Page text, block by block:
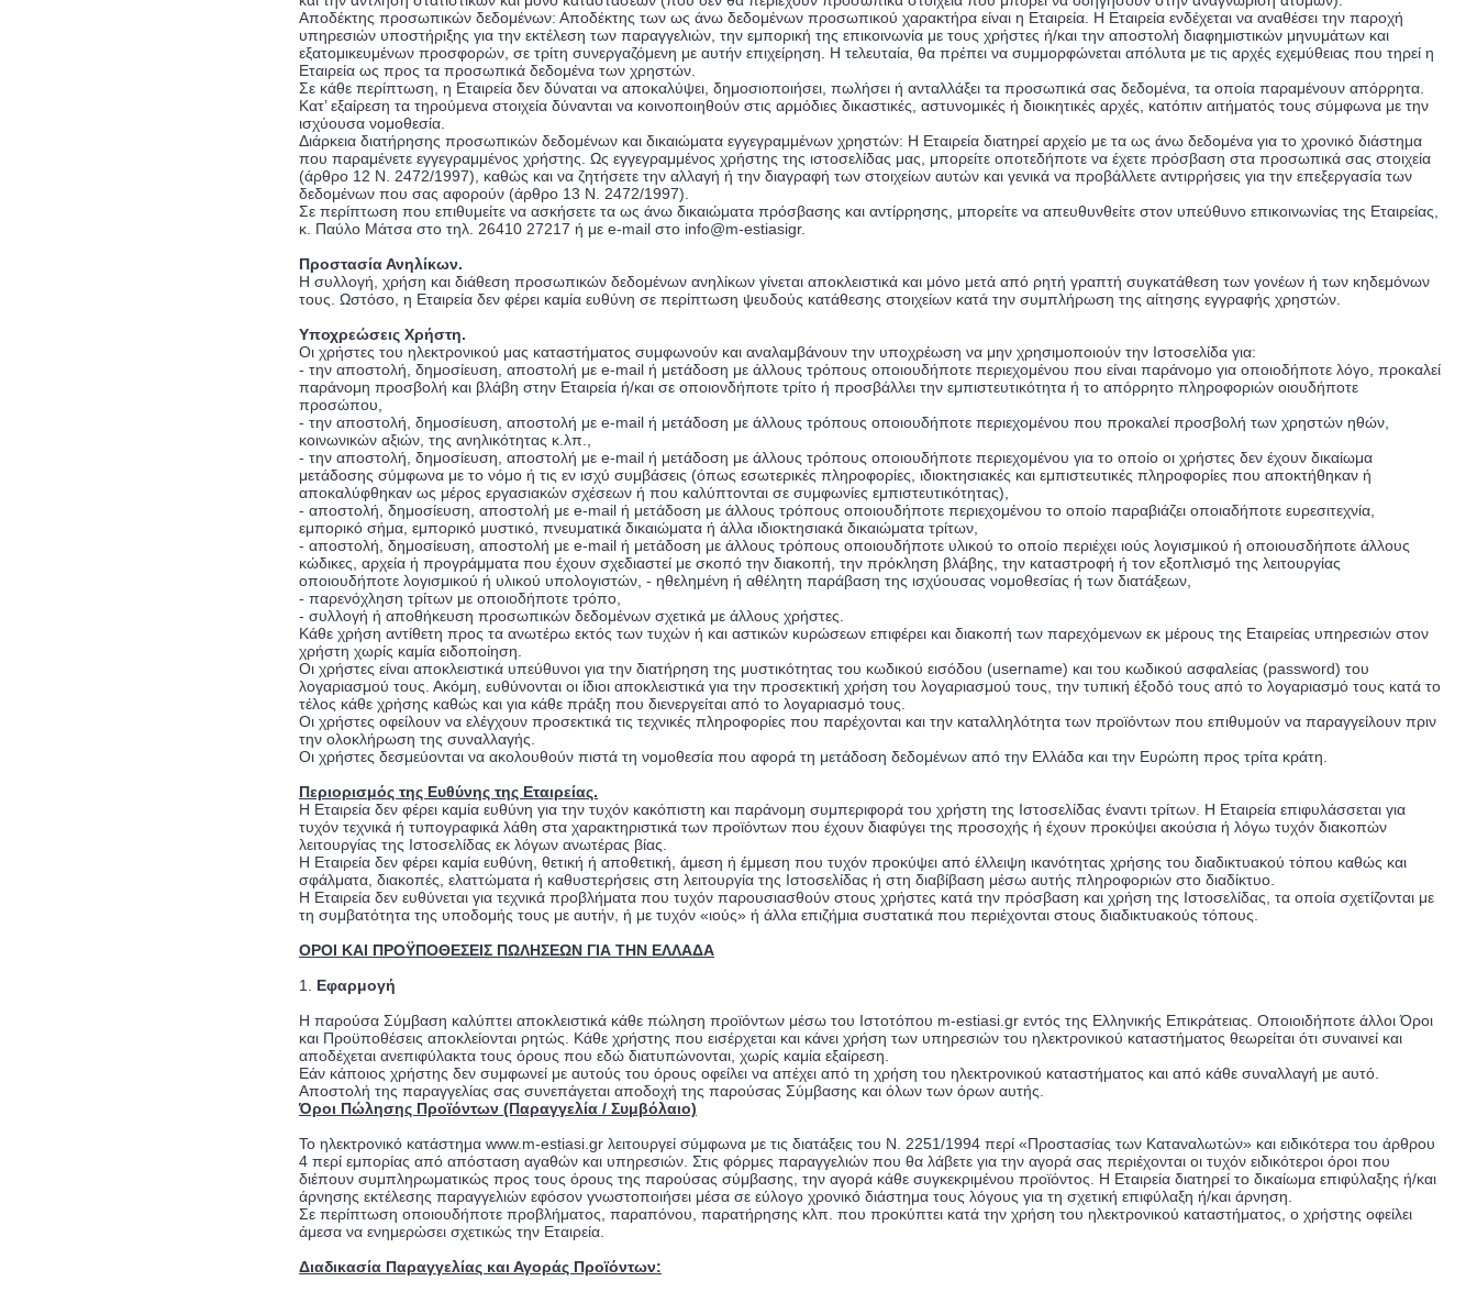
Αποδέκτης προσωπικών δεδομένων: Αποδέκτης των ως άνω δεδομένων προσωπικού χαρακτήρα είναι η Εταιρεία. Η Εταιρεία ενδέχεται να αναθέσει την παροχή
υπηρεσιών υποστήριξης για την εκτέλεση των παραγγελιών, την εμπορική της επικοινωνία με τους χρήστες ή/και την αποστολή διαφημιστικών μηνυμάτων και
εξατομικευμένων προσφορών, σε τρίτη συνεργαζόμενη με αυτήν επιχείρηση. Η τελευταία, θα πρέπει να συμμορφώνεται απόλυτα με τις αρχές εχεμύθειας που τηρεί η
Εταιρεία ως προς τα προσωπικά δεδομένα των χρηστών.
Σε κάθε περίπτωση, η Εταιρεία δεν δύναται να αποκαλύψει, δημοσιοποιήσει, πωλήσει ή ανταλλάξει τα προσωπικά σας δεδομένα, τα οποία παραμένουν απόρρητα.
Κατ’ εξαίρεση τα τηρούμενα στοιχεία δύνανται να κοινοποιηθούν στις αρμόδιες δικαστικές, αστυνομικές ή διοικητικές αρχές, κατόπιν αιτήματός τους σύμφωνα με την
ισχύουσα νομοθεσία.
Διάρκεια διατήρησης προσωπικών δεδομένων και δικαιώματα εγγεγραμμένων χρηστών: Η Εταιρεία διατηρεί αρχείο με τα ως άνω δεδομένα για το χρονικό διάστημα
που παραμένετε εγγεγραμμένος χρήστης. Ως εγγεγραμμένος χρήστης της ιστοσελίδας μας, μπορείτε οποτεδήποτε να έχετε πρόσβαση στα προσωπικά σας στοιχεία
(άρθρο 12 Ν. 2472/1997), καθώς και να ζητήσετε την αλλαγή ή την διαγραφή των στοιχείων αυτών και γενικά να προβάλλετε αντιρρήσεις για την επεξεργασία των
δεδομένων που σας αφορούν (άρθρο 13 Ν. 2472/1997).
Σε περίπτωση που επιθυμείτε να ασκήσετε τα ως άνω δικαιώματα πρόσβασης και αντίρρησης, μπορείτε να απευθυνθείτε στον υπεύθυνο επικοινωνίας της Εταιρείας,
κ. Παύλο Μάτσα στο τηλ. 26410 27217 ή με e-mail στο info@m-estiasigr.
Προστασία Ανηλίκων.
Η συλλογή, χρήση και διάθεση προσωπικών δεδομένων ανηλίκων γίνεται αποκλειστικά και μόνο μετά από ρητή γραπτή συγκατάθεση των γονέων ή των κηδεμόνων
τους. Ωστόσο, η Εταιρεία δεν φέρει καμία ευθύνη σε περίπτωση ψευδούς κατάθεσης στοιχείων κατά την συμπλήρωση της αίτησης εγγραφής χρηστών.
Υποχρεώσεις Χρήστη.
Οι χρήστες του ηλεκτρονικού μας καταστήματος συμφωνούν και αναλαμβάνουν την υποχρέωση να μην χρησιμοποιούν την Ιστοσελίδα για:
- την αποστολή, δημοσίευση, αποστολή με e-mail ή μετάδοση με άλλους τρόπους οποιουδήποτε περιεχομένου που είναι παράνομο για οποιοδήποτε λόγο, προκαλεί
παράνομη προσβολή και βλάβη στην Εταιρεία ή/και σε οποιονδήποτε τρίτο ή προσβάλλει την εμπιστευτικότητα ή το απόρρητο πληροφοριών οιουδήποτε
προσώπου,
- την αποστολή, δημοσίευση, αποστολή με e-mail ή μετάδοση με άλλους τρόπους οποιουδήποτε περιεχομένου που προκαλεί προσβολή των χρηστών ηθών,
κοινωνικών αξιών, της ανηλικότητας κ.λπ.,
- την αποστολή, δημοσίευση, αποστολή με e-mail ή μετάδοση με άλλους τρόπους οποιουδήποτε περιεχομένου για το οποίο οι χρήστες δεν έχουν δικαίωμα
μετάδοσης σύμφωνα με το νόμο ή τις εν ισχύ συμβάσεις (όπως εσωτερικές πληροφορίες, ιδιοκτησιακές και εμπιστευτικές πληροφορίες που αποκτήθηκαν ή
αποκαλύφθηκαν ως μέρος εργασιακών σχέσεων ή που καλύπτονται σε συμφωνίες εμπιστευτικότητας),
- αποστολή, δημοσίευση, αποστολή με e-mail ή μετάδοση με άλλους τρόπους οποιουδήποτε περιεχομένου το οποίο παραβιάζει οποιαδήποτε ευρεσιτεχνία,
εμπορικό σήμα, εμπορικό μυστικό, πνευματικά δικαιώματα ή άλλα ιδιοκτησιακά δικαιώματα τρίτων,
- αποστολή, δημοσίευση, αποστολή με e-mail ή μετάδοση με άλλους τρόπους οποιουδήποτε υλικού το οποίο περιέχει ιούς λογισμικού ή οποιουσδήποτε άλλους
κώδικες, αρχεία ή προγράμματα που έχουν σχεδιαστεί με σκοπό την διακοπή, την πρόκληση βλάβης, την καταστροφή ή τον εξοπλισμό της λειτουργίας
οποιουδήποτε λογισμικού ή υλικού υπολογιστών, - ηθελημένη ή αθέλητη παράβαση της ισχύουσας νομοθεσίας ή των διατάξεων,
- παρενόχληση τρίτων με οποιοδήποτε τρόπο,
- συλλογή ή αποθήκευση προσωπικών δεδομένων σχετικά με άλλους χρήστες.
Κάθε χρήση αντίθετη προς τα ανωτέρω εκτός των τυχών ή και αστικών κυρώσεων επιφέρει και διακοπή των παρεχόμενων εκ μέρους της Εταιρείας υπηρεσιών στον
χρήστη χωρίς καμία ειδοποίηση.
Οι χρήστες είναι αποκλειστικά υπεύθυνοι για την διατήρηση της μυστικότητας του κωδικού εισόδου (username) και του κωδικού ασφαλείας (password) του
λογαριασμού τους. Ακόμη, ευθύνονται οι ίδιοι αποκλειστικά για την προσεκτική χρήση του λογαριασμού τους, την τυπική έξοδό τους από το λογαριασμό τους κατά το
τέλος κάθε χρήσης καθώς και για κάθε πράξη που διενεργείται από το λογαριασμό τους.
Οι χρήστες οφείλουν να ελέγχουν προσεκτικά τις τεχνικές πληροφορίες που παρέχονται και την καταλληλότητα των προϊόντων που επιθυμούν να παραγγείλουν πριν
την ολοκλήρωση της συναλλαγής.
Οι χρήστες δεσμεύονται να ακολουθούν πιστά τη νομοθεσία που αφορά τη μετάδοση δεδομένων από την Ελλάδα και την Ευρώπη προς τρίτα κράτη.
Περιορισμός της Ευθύνης της Εταιρείας.
Η Εταιρεία δεν φέρει καμία ευθύνη για την τυχόν κακόπιστη και παράνομη συμπεριφορά του χρήστη της Ιστοσελίδας έναντι τρίτων. Η Εταιρεία επιφυλάσσεται για
τυχόν τεχνικά ή τυπογραφικά λάθη στα χαρακτηριστικά των προϊόντων που έχουν διαφύγει της προσοχής ή έχουν προκύψει ακούσια ή λόγω τυχόν διακοπών
λειτουργίας της Ιστοσελίδας εκ λόγων ανωτέρας βίας.
Η Εταιρεία δεν φέρει καμία ευθύνη, θετική ή αποθετική, άμεση ή έμμεση που τυχόν προκύψει από έλλειψη ικανότητας χρήσης του διαδικτυακού τόπου καθώς και
σφάλματα, διακοπές, ελαττώματα ή καθυστερήσεις στη λειτουργία της Ιστοσελίδας ή στη διαβίβαση μέσω αυτής πληροφοριών στο διαδίκτυο.
Η Εταιρεία δεν ευθύνεται για τεχνικά προβλήματα που τυχόν παρουσιασθούν στους χρήστες κατά την πρόσβαση και χρήση της Ιστοσελίδας, τα οποία σχετίζονται με
τη συμβατότητα της υποδομής τους με αυτήν, ή με τυχόν «ιούς» ή άλλα επιζήμια συστατικά που περιέχονται στους διαδικτυακούς τόπους.
ΟΡΟΙ ΚΑΙ ΠΡΟΫΠΟΘΕΣΕΙΣ ΠΩΛΗΣΕΩΝ ΓΙΑ ΤΗΝ ΕΛΛΑΔΑ
1. Εφαρμογή
Η παρούσα Σύμβαση καλύπτει αποκλειστικά κάθε πώληση προϊόντων μέσω του Ιστοτόπου m-estiasi.gr εντός της Ελληνικής Επικράτειας. Οποιοιδήποτε άλλοι Όροι
και Προϋποθέσεις αποκλείονται ρητώς. Κάθε χρήστης που εισέρχεται και κάνει χρήση των υπηρεσιών του ηλεκτρονικού καταστήματος θεωρείται ότι συναινεί και
αποδέχεται ανεπιφύλακτα τους όρους που εδώ διατυπώνονται, χωρίς καμία εξαίρεση.
Εάν κάποιος χρήστης δεν συμφωνεί με αυτούς του όρους οφείλει να απέχει από τη χρήση του ηλεκτρονικού καταστήματος και από κάθε συναλλαγή με αυτό.
Αποστολή της παραγγελίας σας συνεπάγεται αποδοχή της παρούσας Σύμβασης και όλων των όρων αυτής.
Όροι Πώλησης Προϊόντων (Παραγγελία / Συμβόλαιο)
Το ηλεκτρονικό κατάστημα www.m-estiasi.gr λειτουργεί σύμφωνα με τις διατάξεις του Ν. 2251/1994 περί «Προστασίας των Καταναλωτών» και ειδικότερα του άρθρου
4 περί εμπορίας από απόσταση αγαθών και υπηρεσιών. Στις φόρμες παραγγελιών που θα λάβετε για την αγορά σας περιέχονται οι τυχόν ειδικότεροι όροι που
διέπουν συμπληρωματικώς προς τους όρους της παρούσας σύμβασης, την αγορά κάθε συγκεκριμένου προϊόντος. Η Εταιρεία διατηρεί το δικαίωμα επιφύλαξης ή/και
άρνησης εκτέλεσης παραγγελιών εφόσον γνωστοποιήσει μέσα σε εύλογο χρονικό διάστημα τους λόγους για τη σχετική επιφύλαξη ή/και άρνηση.
Σε περίπτωση οποιουδήποτε προβλήματος, παραπόνου, παρατήρησης κλπ. που προκύπτει κατά την χρήση του ηλεκτρονικού καταστήματος, ο χρήστης οφείλει
άμεσα να ενημερώσει σχετικώς την Εταιρεία.
Διαδικασία Παραγγελίας και Αγοράς Προϊόντων: